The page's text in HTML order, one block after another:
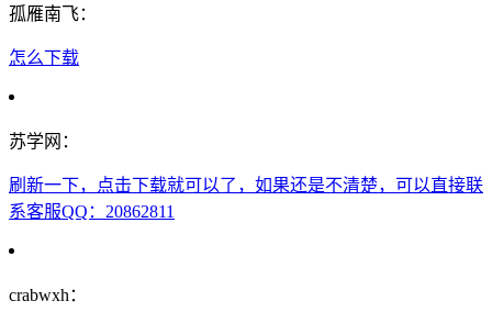
孤雁南飞：
怎么下载
苏学网：
刷新一下，点击下载就可以了，如果还是不清楚，可以直接联
系客服QQ：20862811
crabwxh：